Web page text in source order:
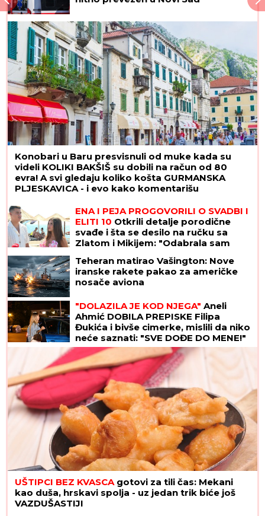
Konobari u Baru presvisnuli od muke kada su
videli KOLIKI BAKŠIŠ su dobili na račun od 80
evra! A svi gledaju koliko košta GURMANSKA
PLJESKAVICA - i evo kako komentarišu
ENA I PEJA PROGOVORILI O SVADBI I
ELITI 10 Otkrili detalje porodične
svađe i šta se desilo na ručku sa
Zlatom i Mikijem: "Odabrala sam
Teheran matirao Vašington: Nove
iranske rakete pakao za američke
nosače aviona
"DOLAZILA JE KOD NJEGA" Aneli
Ahmić DOBILA PREPISKE Filipa
Đukića i bivše cimerke, mislili da niko
neće saznati: "SVE DOĐE DO MENE!"
UŠTIPCI BEZ KVASCAgotovi za tili čas: Mekani
kao duša, hrskavi spolja - uz jedan trik biće još
VAZDUŠASTIJI